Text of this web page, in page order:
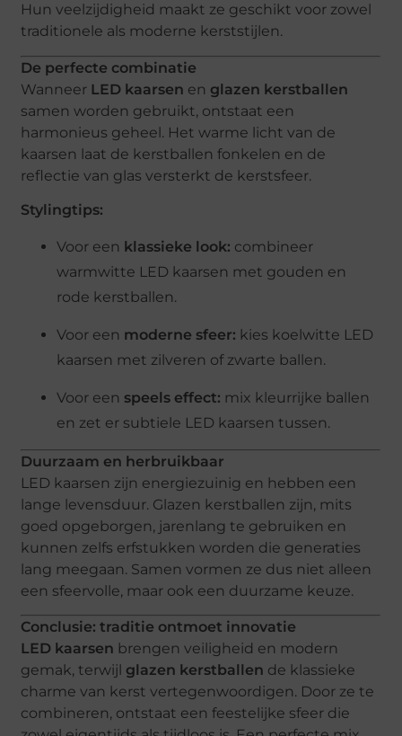
Hun veelzijdigheid maakt ze geschikt voor zowel
traditionele als moderne kerststijlen.
De perfecte combinatie
Wanneer LED kaarsen en glazen kerstballen
samen worden gebruikt, ontstaat een
harmonieus geheel. Het warme licht van de
kaarsen laat de kerstballen fonkelen en de
reflectie van glas versterkt de kerstsfeer.
Stylingtips:
Voor een klassieke look: combineer
warmwitte LED kaarsen met gouden en
rode kerstballen.
Voor een moderne sfeer: kies koelwitte LED
kaarsen met zilveren of zwarte ballen.
Voor een speels effect: mix kleurrijke ballen
en zet er subtiele LED kaarsen tussen.
Duurzaam en herbruikbaar
LED kaarsen zijn energiezuinig en hebben een
lange levensduur. Glazen kerstballen zijn, mits
goed opgeborgen, jarenlang te gebruiken en
kunnen zelfs erfstukken worden die generaties
lang meegaan. Samen vormen ze dus niet alleen
een sfeervolle, maar ook een duurzame keuze.
Conclusie: traditie ontmoet innovatie
LED kaarsen brengen veiligheid en modern
gemak, terwijl glazen kerstballen de klassieke
charme van kerst vertegenwoordigen. Door ze te
combineren, ontstaat een feestelijke sfeer die